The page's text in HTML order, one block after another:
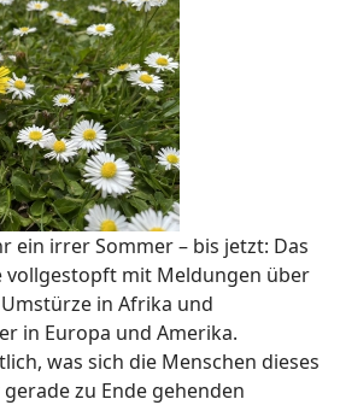
ein irrer Sommer – bis jetzt: Das
vollgestopft mit Meldungen über
in Afrika und
in Europa und Amerika.
was sich die Menschen dieses
zu Ende gehenden